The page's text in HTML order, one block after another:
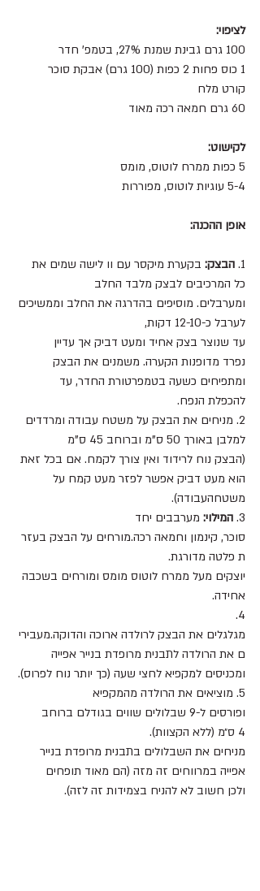
לציפוי:
100 גרם גבינת שמנת 27%, בטמפ' חדר
1 כוס פחות 2 כפות (100 גרם) אבקת סוכר
קורט מלח
60 גרם חמאה רכה מאוד
לקישוט:
5 כפות ממרח לוטוס, מומס
5-4 עוגיות לוטוס, מפוררות
אופן ההכנה:
1. הבצק: בקערת מיקסר עם וו לישה שמים את
כל המרכיבים לבצק מלבד החלב
ומערבלים. מוסיפים בהדרגה את החלב וממשיכים
לערבל כ-12-10 דקות,
עד שנוצר בצק אחיד ומעט דביק אך עדיין
נפרד מדופנות הקערה. משמנים את הבצק
ומתפיחים כשעה בטמפרטורת החדר, עד
להכפלת הנפח.
2. מניחים את הבצק על משטח עבודה ומרדדים
למלבן באורך 50 ס"מ וברוחב 45 ס"מ
(הבצק נוח לרידוד ואין צורך לקמח. אם בכל זאת
הוא מעט דביק אפשר לפזר מעט קמח על
משטחהעבודה).
3. המילוי: מערבבים יחד
סוכר, קינמון וחמאה רכה.מורחים על הבצק בעזר
ת פלטה מדורגת.
יוצקים מעל ממרח לוטוס מומס ומורחים בשכבה
אחידה.
4.
מגלגלים את הבצק לרולדה ארוכה והדוקה.מעבירי
ם את הרולדה לתבנית מרופדת בנייר אפייה
ומכניסים למקפיא לחצי שעה (כך יותר נוח לפרוס).
5. מוציאים את הרולדה מהמקפיא
ופורסים ל-9 שבלולים שווים בגודלם ברוחב
4 ס״מ (ללא הקצוות).
מניחים את השבלולים בתבנית מרופדת בנייר
אפייה במרווחים זה מזה (הם מאוד תופחים
ולכן חשוב לא להניח בצמידות זה לזה).